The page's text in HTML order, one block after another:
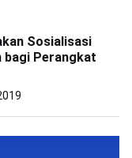
Sosialisasi
bagi Perangkat